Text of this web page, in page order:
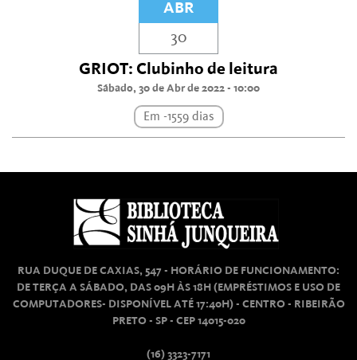
ABR
30
GRIOT: Clubinho de leitura
Sábado, 30 de Abr de 2022 - 10:00
Em -1559 dias
RUA DUQUE DE CAXIAS, 547 - HORÁRIO DE FUNCIONAMENTO:
DE TERÇA A SÁBADO, DAS 09H ÀS 18H (EMPRÉSTIMOS E USO DE
COMPUTADORES- DISPONÍVEL ATÉ 17:40H) - CENTRO - RIBEIRÃO
PRETO - SP - CEP 14015-020
(16) 3323-7171